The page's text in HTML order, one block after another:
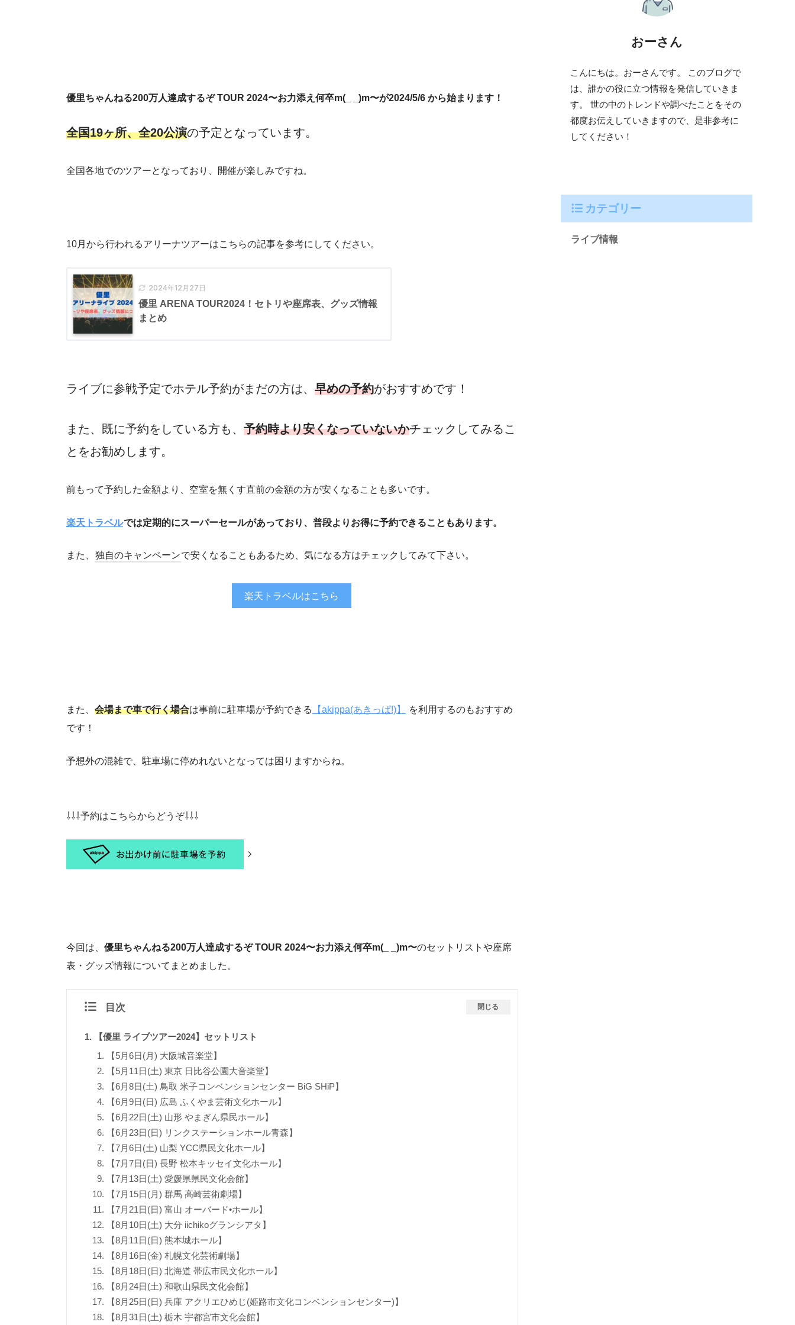
優⾥ちゃんねる200万⼈達成するぞ TOUR 2024〜お⼒添え何卒m(_ _)m〜が2024/5/6 から始まります！
全国19ヶ所、全20公演の予定となっています。
全国各地でのツアーとなっており、開催が楽しみですね。
10月から行われるアリーナツアーはこちらの記事を参考にしてください。
2024年12月27日
優里 ARENA TOUR2024！セトリや座席表、グッズ情報
まとめ
ライブに参戦予定でホテル予約がまだの方は、 早めの予約がおすすめです！
また、既に予約をしている方も、 予約時より安くなっていないかチェックしてみるこ
とをお勧めします。
前もって予約した金額より、空室を無くす直前の金額の方が安くなることも多いです。
楽天トラベルでは定期的にスーパーセールがあっており、普段よりお得に予約できることもあります。
また、 独自のキャンペーンで安くなることもあるため、気になる方はチェックしてみて下さい。
楽天トラベルはこちら
また、 会場まで車で行く場合は事前に駐車場が予約できる 【akippa(あきっぱ!)】
を利用するのもおすすめ
です！
予想外の混雑で、駐車場に停めれないとなっては困りますからね。
⇩⇩⇩予約はこちらからどうぞ⇩⇩⇩
今回は、 優⾥ちゃんねる200万⼈達成するぞ TOUR 2024〜お⼒添え何卒m(_ _)m〜のセットリストや座席
表・グッズ情報についてまとめました。
目次 閉じる
【優里 ライブツアー2024】セットリスト
【5月6日(月) 大阪城音楽堂】
【5月11日(土) 東京 日比谷公園大音楽堂】
【6月8日(土) 鳥取 米子コンベンションセンター BiG SHiP】
【6月9日(日) 広島 ふくやま芸術文化ホール】
【6月22日(土) 山形 やまぎん県民ホール】
【6月23日(日) リンクステーションホール青森】
【7月6日(土) 山梨 YCC県民文化ホール】
【7月7日(日) 長野 松本キッセイ文化ホール】
【7月13日(土) 愛媛県県民文化会館】
【7月15日(月) 群馬 高崎芸術劇場】
【7月21日(日) 富山 オーバード•ホール】
【8月10日(土) 大分 iichikoグランシアタ】
【8月11日(日) 熊本城ホール】
【8月16日(金) 札幌文化芸術劇場】
【8月18日(日) 北海道 帯広市民文化ホール】
【8月24日(土) 和歌山県民文化会館】
【8月25日(日) 兵庫 アクリエひめじ(姫路市文化コンベンションセンター)】
【8月31日(土) 栃木 宇都宮市文化会館】
おーさん
こんにちは。おーさんです。 このブログで
は、誰かの役に立つ情報を発信していきま
す。 世の中のトレンドや調べたことをその
都度お伝えしていきますので、是非参考に
してください！
カテゴリー
ライブ情報